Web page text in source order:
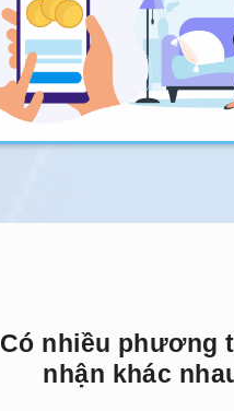
Có nhiều phương
nhận khác